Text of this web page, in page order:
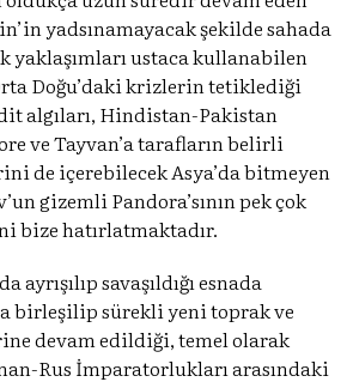
yadsınamayacak şekilde sahada
ustaca kullanabilen
Doğu’daki krizlerin tetiklediği
algıları, Hindistan-Pakistan
ve Tayvan’a tarafların belirli
de içerebilecek Asya’da bitmeyen
gizemli Pandora’sının pek çok
bize hatırlatmaktadır.
ayrışılıp savaşıldığı esnada
birleşilip sürekli yeni toprak ve
devam edildiği, temel olarak
Rus İmparatorlukları arasındaki